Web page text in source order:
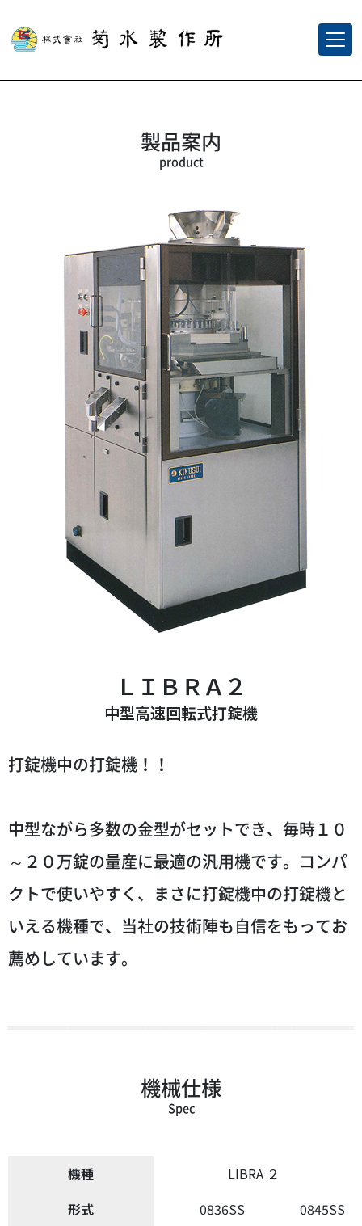
製品案内
product
ＬＩＢＲＡ２
中型高速回転式打錠機
打錠機中の打錠機！！
中型ながら多数の金型がセットでき、毎時１０
～２０万錠の量産に最適の汎用機です。コンパ
クトで使いやすく、まさに打錠機中の打錠機と
いえる機種で、当社の技術陣も自信をもってお
薦めしています。
機械仕様
Spec
機種
LIBRA ２
形式
0836SS
0845SS